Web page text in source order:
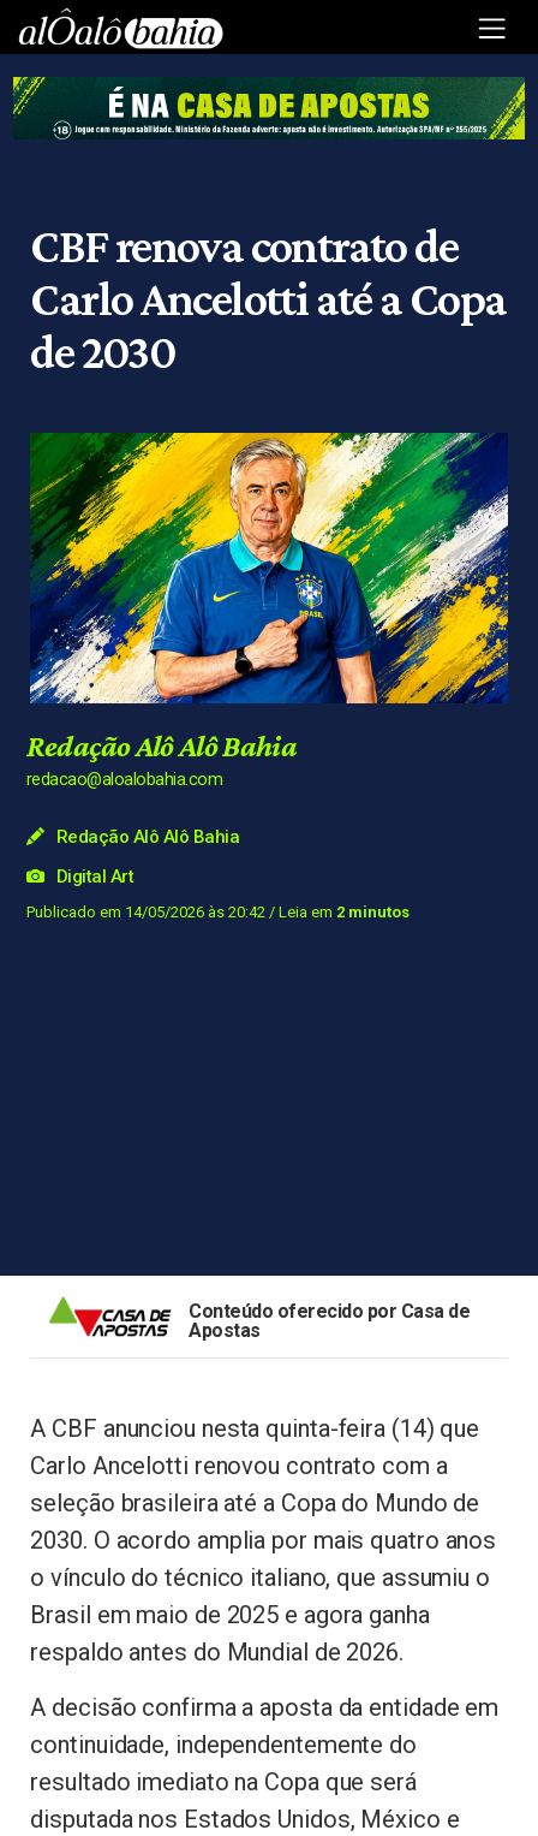
CBF renova contrato de
Carlo Ancelotti até a Copa
de 2030
Redação Alô Alô Bahia
redacao@aloalobahia.com
Redação Alô Alô Bahia
Digital Art
Publicado em 14/05/2026 às 20:42 / Leia em 2 minutos
Conteúdo oferecido por Casa de
Apostas
A CBF anunciou nesta quinta-feira (14) que
Carlo Ancelotti renovou contrato com a
seleção brasileira até a Copa do Mundo de
2030. O acordo amplia por mais quatro anos
o vínculo do técnico italiano, que assumiu o
Brasil em maio de 2025 e agora ganha
respaldo antes do Mundial de 2026.
A decisão confirma a aposta da entidade em
continuidade, independentemente do
resultado imediato na Copa que será
disputada nos Estados Unidos, México e